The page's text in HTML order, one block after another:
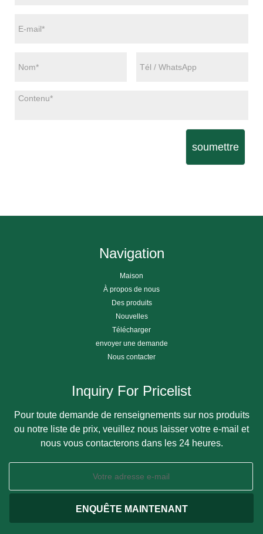
soumettre
Navigation
Maison
À propos de nous
Des produits
Nouvelles
Télécharger
envoyer une demande
Nous contacter
Inquiry For Pricelist
Pour toute demande de renseignements sur nos produits
ou notre liste de prix, veuillez nous laisser votre e-mail et
nous vous contacterons dans les 24 heures.